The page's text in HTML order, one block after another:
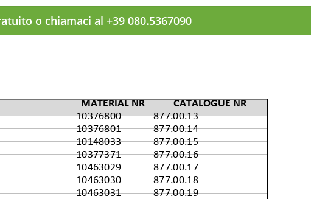
o chiamaci al +39 080.5367090
MATERIAL NR
CATALOGUE NR
10376800
877.00.13
10376801
877.00.14
10148033
877.00.15
10377371
877.00.16
10463029
877.00.17
10463030
877.00.18
10463031
877.00.19